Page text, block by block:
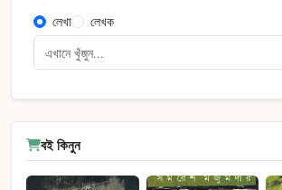
লেখা লেখক
বই কিনুন